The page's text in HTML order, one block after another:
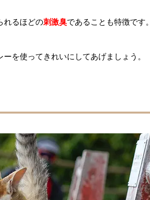
れるほどの刺激臭であることも特徴です。
を使ってきれいにしてあげましょう。